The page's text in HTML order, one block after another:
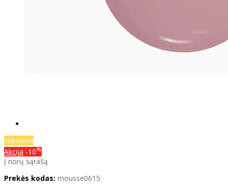
Naujiena
Akcija -10%
Į norų sąrašą
Prekės kodas: mousse0615